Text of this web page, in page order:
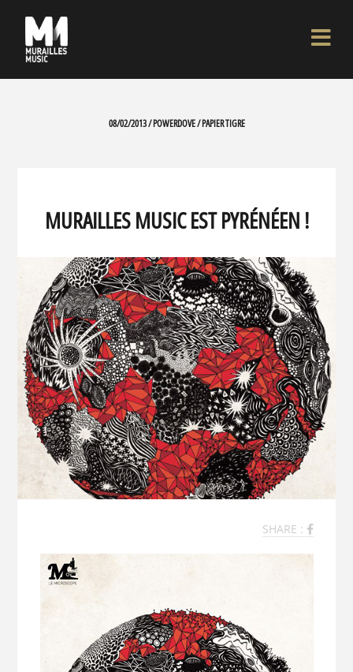
08/02/2013 / POWERDOVE / PAPIER TIGRE
MURAILLES MUSIC EST PYRÉNÉEN !
SHARE :